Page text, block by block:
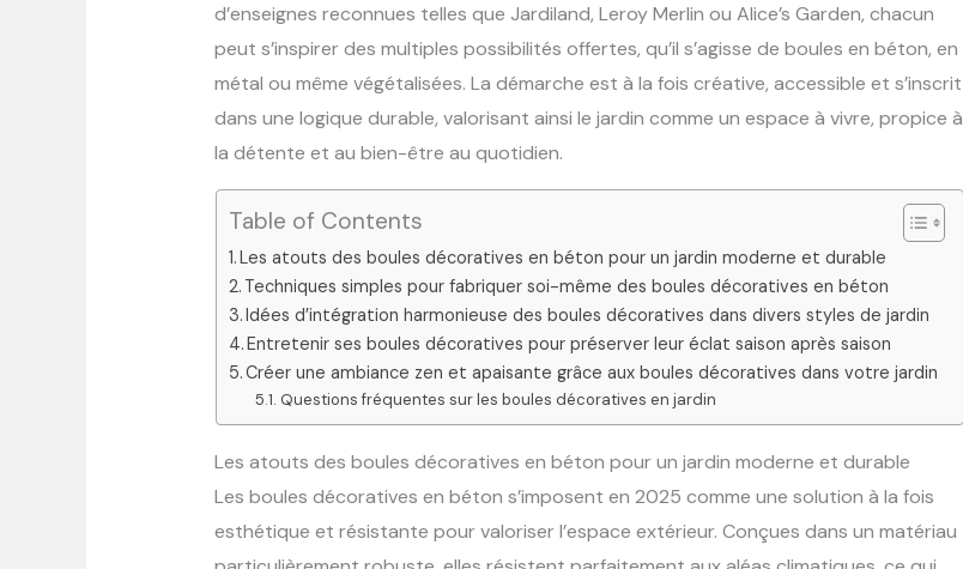
d’enseignes reconnues telles que Jardiland, Leroy Merlin ou Alice’s Garden, chacun
peut s’inspirer des multiples possibilités offertes, qu’il s’agisse de boules en béton, en
métal ou même végétalisées. La démarche est à la fois créative, accessible et s’inscrit
dans une logique durable, valorisant ainsi le jardin comme un espace à vivre, propice à
la détente et au bien-être au quotidien.
Table of Contents
Les atouts des boules décoratives en béton pour un jardin moderne et durable
Techniques simples pour fabriquer soi-même des boules décoratives en béton
Idées d’intégration harmonieuse des boules décoratives dans divers styles de jardin
Entretenir ses boules décoratives pour préserver leur éclat saison après saison
Créer une ambiance zen et apaisante grâce aux boules décoratives dans votre jardin
Questions fréquentes sur les boules décoratives en jardin
Les atouts des boules décoratives en béton pour un jardin moderne et durable
Les boules décoratives en béton s’imposent en 2025 comme une solution à la fois
esthétique et résistante pour valoriser l’espace extérieur. Conçues dans un matériau